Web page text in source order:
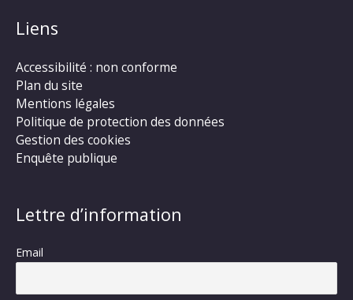
Liens
Accessibilité : non conforme
Plan du site
Mentions légales
Politique de protection des données
Gestion des cookies
Enquête publique
Lettre d’information
Email